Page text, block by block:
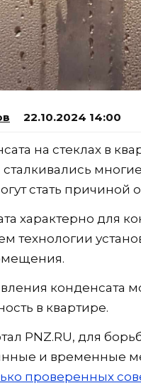
22.10.2024 14:00
на стеклах в
стать причиной
характерно для
технологии
конденсата
в квартире.
PNZ.RU, для
и временные
проверенных